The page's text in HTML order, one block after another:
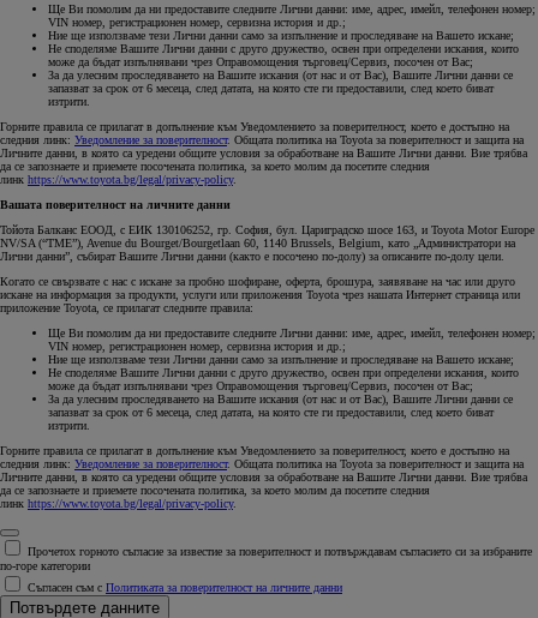
Ще Ви помолим да ни предоставите следните Лични данни: име, адрес, имейл, телефонен номер;
VIN номер, регистрационен номер, сервизна история и др.;
Ние ще използваме тези Лични данни само за изпълнение и проследяване на Вашето искане;
Не споделяме Вашите Лични данни с друго дружество, освен при определени искания, които
може да бъдат изпълнявани чрез Оправомощения търговец/Сервиз, посочен от Вас;
За да улесним проследяването на Вашите искания (от нас и от Вас), Вашите Лични данни се
запазват за срок от 6 месеца, след датата, на която сте ги предоставили, след което биват
изтрити.
Горните правила се прилагат в допълнение към Уведомлението за поверителност, което е достъпно на
следния линк: Уведомление за поверителност. Общата политика на Toyota за поверителност и защита на
Личните данни, в която са уредени общите условия за обработване на Вашите Лични данни. Вие трябва
да се запознаете и приемете посочената политика, за което молим да посетите следния
линк https://www.toyota.bg/legal/privacy-policy.
Вашата поверителност на личните данни
Тойота Балканс ЕООД, с ЕИК 130106252, гр. София, бул. Цариградско шосе 163, и Toyota Motor Europe
NV/SA (“TME”), Avenue du Bourget/Bourgetlaan 60, 1140 Brussels, Belgium, като „Администратори на
Лични данни”, събират Вашите Лични данни (както е посочено по-долу) за описаните по-долу цели.
Когато се свързвате с нас с искане за пробно шофиране, оферта, брошура, заявяване на час или друго
искане на информация за продукти, услуги или приложения Toyota чрез нашата Интернет страница или
приложение Toyota, се прилагат следните правила:
Ще Ви помолим да ни предоставите следните Лични данни: име, адрес, имейл, телефонен номер;
VIN номер, регистрационен номер, сервизна история и др.;
Ние ще използваме тези Лични данни само за изпълнение и проследяване на Вашето искане;
Не споделяме Вашите Лични данни с друго дружество, освен при определени искания, които
може да бъдат изпълнявани чрез Оправомощения търговец/Сервиз, посочен от Вас;
За да улесним проследяването на Вашите искания (от нас и от Вас), Вашите Лични данни се
запазват за срок от 6 месеца, след датата, на която сте ги предоставили, след което биват
изтрити.
Горните правила се прилагат в допълнение към Уведомлението за поверителност, което е достъпно на
следния линк: Уведомление за поверителност. Общата политика на Toyota за поверителност и защита на
Личните данни, в която са уредени общите условия за обработване на Вашите Лични данни. Вие трябва
да се запознаете и приемете посочената политика, за което молим да посетите следния
линк https://www.toyota.bg/legal/privacy-policy.
Прочетох горното съгласие за известие за поверителност и потвърждавам съгласието си за избраните
по-горе категории
Съгласен съм с Политиката за поверителност на личните данни
Потвърдете данните